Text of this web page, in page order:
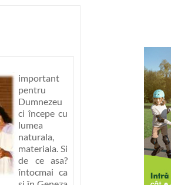
important
pentru
Dumnezeu
ci începe cu
lumea
naturala,
materiala. Si
de ce asa?
întocmai ca